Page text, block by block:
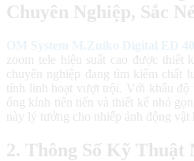
Chuyên Nghiệp, Sắc
zoom tele hiệu suất cao được thiết
chuyên nghiệp đang tìm kiếm chất
tính linh hoạt vượt trội. Với khẩu độ
ống kính tiên tiến và thiết kế nhỏ
này lý tưởng cho nhiếp ảnh động vật
2. Thông Số Kỹ Thuật